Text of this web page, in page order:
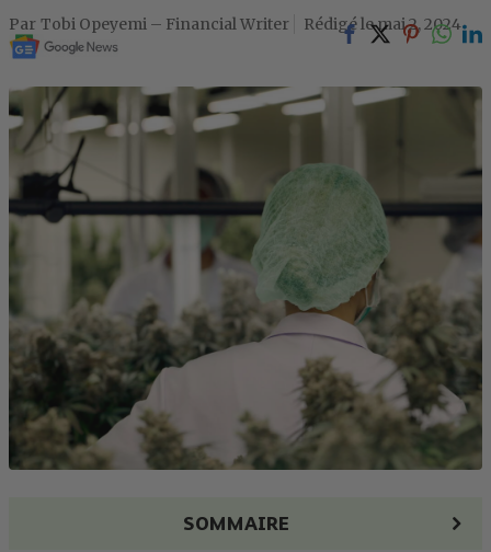
Tobi Opeyemi – Financial Writer mai 2, 2024
SOMMAIRE